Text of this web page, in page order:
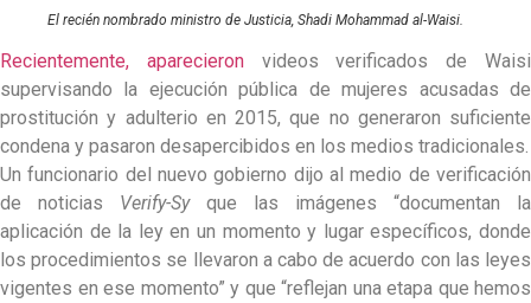
El recién nombrado ministro de Justicia, Shadi Mohammad al-Waisi.
Recientemente, aparecieronvideos verificados de Waisi
supervisando la ejecución pública de mujeres acusadas de
prostitución y adulterio en 2015, que no generaron suficiente
condena y pasaron desapercibidos en los medios tradicionales.
Un funcionario del nuevo gobierno dijo al medio de verificación
de noticias Verify-Syque las imágenes “documentan la
aplicación de la ley en un momento y lugar específicos, donde
los procedimientos se llevaron a cabo de acuerdo con las leyes
vigentes en ese momento” y que “reflejan una etapa que hemos